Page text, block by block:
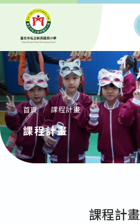
首頁 課程計畫
課程計畫
課程計畫